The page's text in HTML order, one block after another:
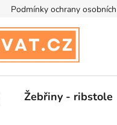
Podmínky ochrany
Žebřiny - ribstole